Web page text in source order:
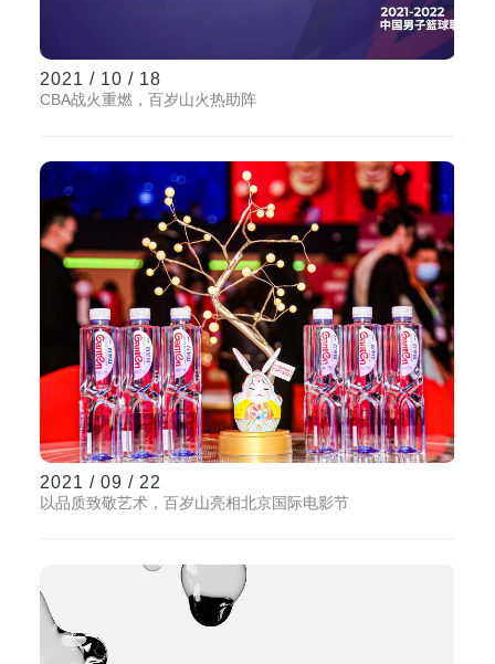
2021 / 10 / 18
CBA战火重燃，百岁山火热助阵
2021 / 09 / 22
以品质致敬艺术，百岁山亮相北京国际电影节